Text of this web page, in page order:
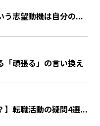
う志望動機は自分の...
「頑張る」の言い換え
】転職活動の疑問4選...